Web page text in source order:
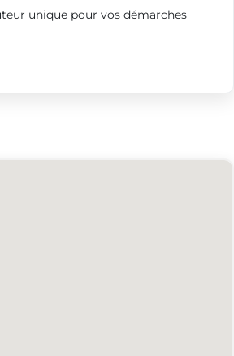
unique pour vos démarches